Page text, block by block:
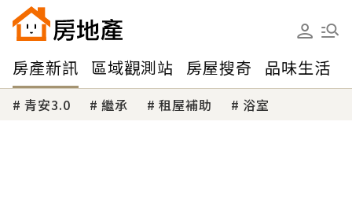
房產新訊 區域觀測站 房屋搜奇 品味生活
青安3.0 繼承 租屋補助 浴室